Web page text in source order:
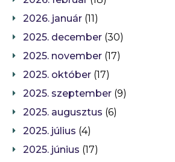
2026. január (11)
2025. december (30)
2025. november (17)
2025. október (17)
2025. szeptember (9)
2025. augusztus (6)
2025. július (4)
2025. június (17)